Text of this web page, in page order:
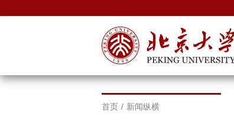
首页 / 新闻纵横